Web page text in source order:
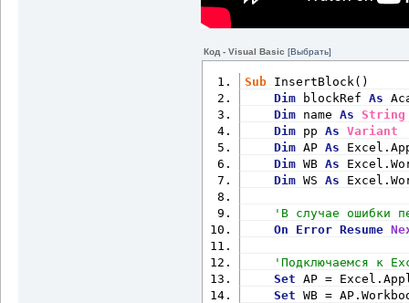
Код - Visual Basic [Выбрать]
Sub InsertBlock()
Dim blockRef As
Dim name As
String
Dim pp As
Variant
Dim AP As
Dim WB As
Dim WS As
'В случае ошибки
On
Error Resume
'Подключаемся к
Set AP =
Set WB =